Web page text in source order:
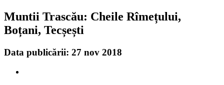
Muntii Trascău: Cheile Rîmețului,
Boțani, Tecșești
Data publicării: 27 nov 2018